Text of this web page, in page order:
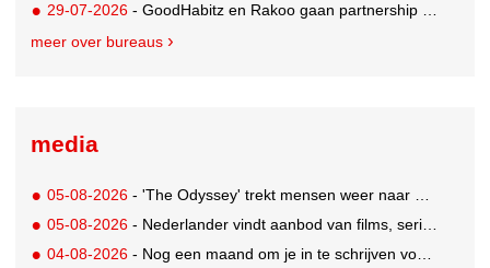
29-07-2026 - GoodHabitz en Rakoo gaan partnership aan voor geïntegreerde talentontwikkeling
meer over bureaus
media
05-08-2026 - 'The Odyssey' trekt mensen weer naar de bioscoop
05-08-2026 - Nederlander vindt aanbod van films, series en sport vaak versnipperd
04-08-2026 - Nog een maand om je in te schrijven voor de Mercurs 2026